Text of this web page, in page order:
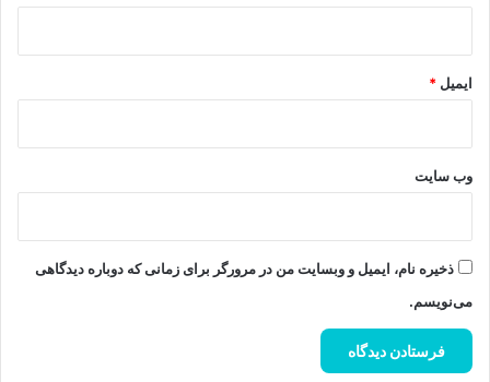
ایمیل *
وب‌ سایت
ذخیره نام، ایمیل و وبسایت من در مرورگر برای زمانی که دوباره دیدگاهی
می‌نویسم.